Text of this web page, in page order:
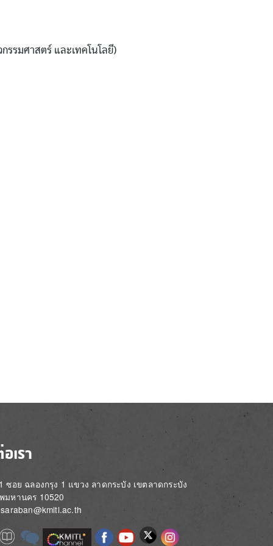
รรมศาสตร์ และเทคโนโลยี)
เรา
ซอย ฉลองกรุง 1 แขวง ลาดกระบัง เขตลาดกระบัง
มหานคร 10520
Image Image ImageImageImageImage